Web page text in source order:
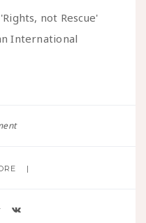
not Rescue'
International